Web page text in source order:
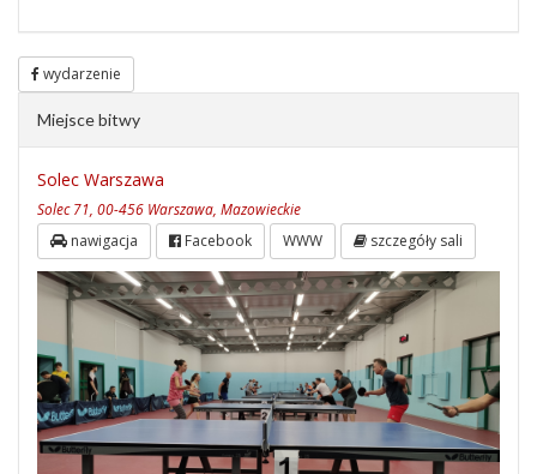
wydarzenie
Miejsce bitwy
Solec Warszawa
Solec 71, 00-456 Warszawa, Mazowieckie
nawigacja Facebook WWW szczegóły sali